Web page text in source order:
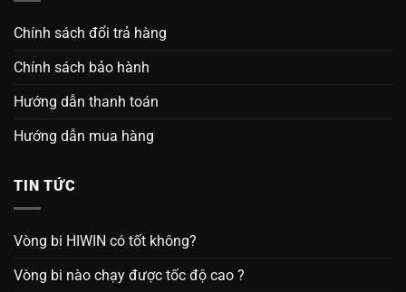
Chính sách đổi trả hàng
Chính sách bảo hành
Hướng dẫn thanh toán
Hướng dẫn mua hàng
TIN TỨC
Vòng bi HIWIN có tốt không?
Vòng bi nào chạy được tốc độ cao ?